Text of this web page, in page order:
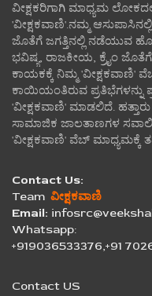
ವೀಕ್ಷಕರಿಗಾಗಿ ಮಾಧ್ಯಮ
'ವೀಕ್ಷಕವಾಣಿ'.ನಮ್ಮ
ಜೊತೆಗೆ ಜಗತ್ತಿನಲ್ಲಿ ನಡೆಯುವ
ಭವಿಷ್ಯ, ರಾಜಕೀಯ, ಕ್ರೈಂ
ಕಾಯಕಕ್ಕೆ ನಿಮ್ಮ
ಕಾಯಿಯಂತಿರುವ ಪ್ರತಿಭೆಗಳನ್ನು
'ವೀಕ್ಷಕವಾಣಿ' ಮಾಡಲಿದೆ.
ಸಾಮಾಜಿಕ ಜಾಲತಾಣಗಳ
'ವೀಕ್ಷಕವಾಣಿ' ವೆಬ್ ಮಾಧ್ಯಮಕ್ಕೆ
Contact Us:
Team ವೀಕ್ಷಕವಾಣಿ
Email:
Whatsapp:
+919036533376,+91
Contact US